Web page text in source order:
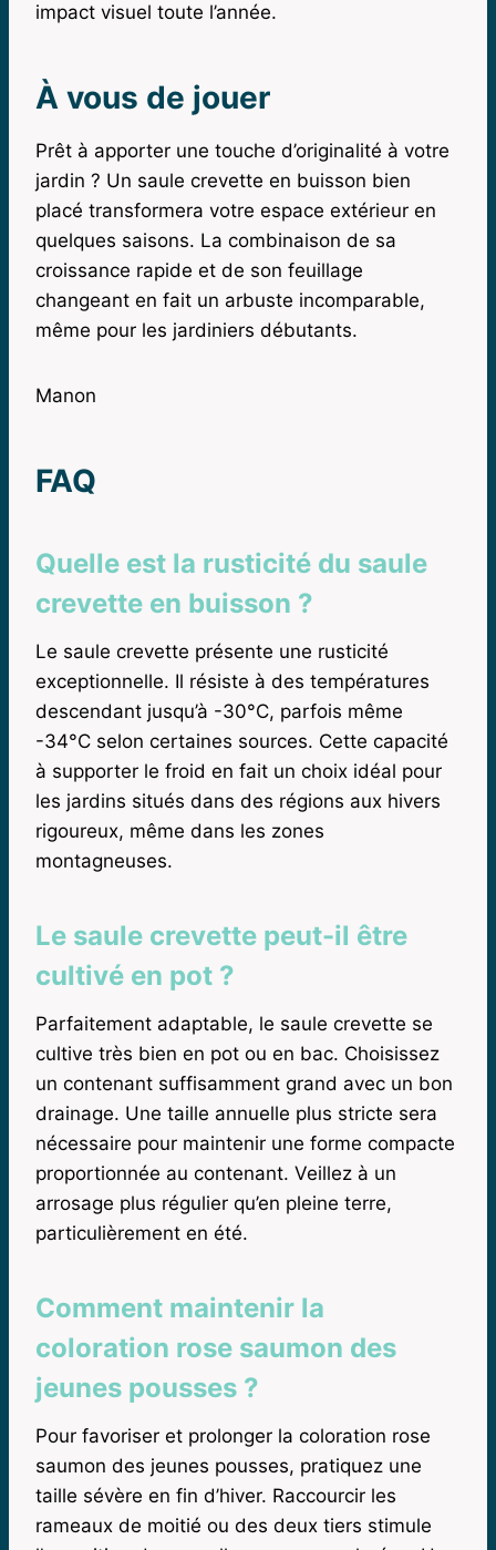
impact visuel toute l’année.
À vous de jouer
Prêt à apporter une touche d’originalité à votre
jardin ? Un saule crevette en buisson bien
placé transformera votre espace extérieur en
quelques saisons. La combinaison de sa
croissance rapide et de son feuillage
changeant en fait un arbuste incomparable,
même pour les jardiniers débutants.
Manon
FAQ
Quelle est la rusticité du saule
crevette en buisson ?
Le saule crevette présente une rusticité
exceptionnelle. Il résiste à des températures
descendant jusqu’à -30°C, parfois même
-34°C selon certaines sources. Cette capacité
à supporter le froid en fait un choix idéal pour
les jardins situés dans des régions aux hivers
rigoureux, même dans les zones
montagneuses.
Le saule crevette peut-il être
cultivé en pot ?
Parfaitement adaptable, le saule crevette se
cultive très bien en pot ou en bac. Choisissez
un contenant suffisamment grand avec un bon
drainage. Une taille annuelle plus stricte sera
nécessaire pour maintenir une forme compacte
proportionnée au contenant. Veillez à un
arrosage plus régulier qu’en pleine terre,
particulièrement en été.
Comment maintenir la
coloration rose saumon des
jeunes pousses ?
Pour favoriser et prolonger la coloration rose
saumon des jeunes pousses, pratiquez une
taille sévère en fin d’hiver. Raccourcir les
rameaux de moitié ou des deux tiers stimule